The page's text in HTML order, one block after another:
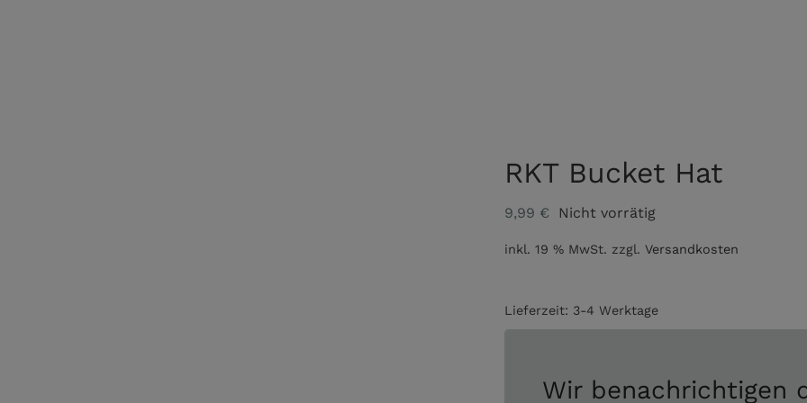
RKT Bucket Hat
9,99 € Nicht vorrätig
inkl. 19 % MwSt. zzgl. Versandkosten
Lieferzeit: 3-4 Werktage
Wir benachrichtigen